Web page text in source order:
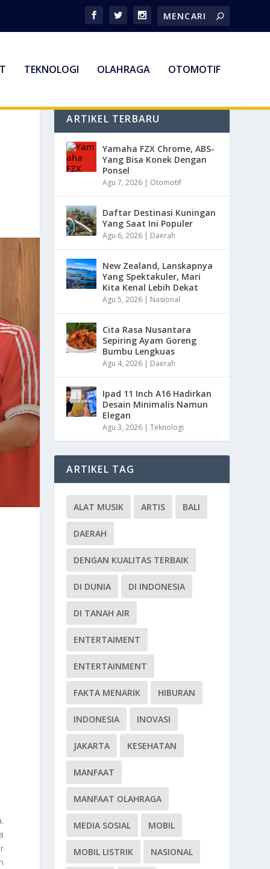
TEKNOLOGI OLAHRAGA OTOMOTIF
ARTIKEL TERBARU
Yamaha FZX Chrome, ABS-
Yang Bisa Konek Dengan
Ponsel
Agu 7, 2026 | Otomotif
Daftar Destinasi Kuningan
Yang Saat Ini Populer
Agu 6, 2026 | Daerah
New Zealand, Lanskapnya
Yang Spektakuler, Mari
Kita Kenal Lebih Dekat
Agu 5, 2026 | Nasional
Cita Rasa Nusantara
Sepiring Ayam Goreng
Bumbu Lengkuas
Agu 4, 2026 | Daerah
Ipad 11 Inch A16 Hadirkan
Desain Minimalis Namun
Elegan
Agu 3, 2026 |Teknologi
ARTIKEL TAG
ALAT MUSIK ARTIS BALI
DAERAH
DENGAN KUALITAS TERBAIK
DI DUNIA DI INDONESIA
DI TANAH AIR
ENTERTAIMENT
ENTERTAINMENT
FAKTA MENARIK HIBURAN
INDONESIA INOVASI
JAKARTA KESEHATAN
MANFAAT
MANFAAT OLAHRAGA
MEDIA SOSIAL MOBIL
MOBIL LISTRIK NASIONAL